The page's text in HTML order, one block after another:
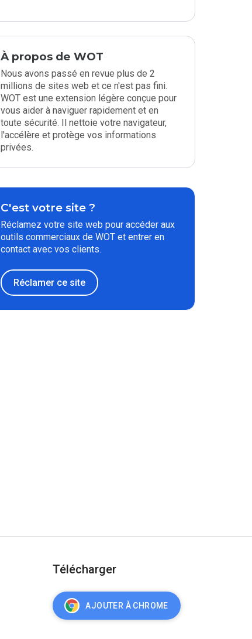
À propos de WOT
Nous avons passé en revue plus de 2
millions de sites web et ce n'est pas fini.
WOT est une extension légère conçue pour
vous aider à naviguer rapidement et en
toute sécurité. Il nettoie votre navigateur,
l'accélère et protège vos informations
privées.
C'est votre site ?
Réclamez votre site web pour accéder aux
outils commerciaux de WOT et entrer en
contact avec vos clients.
Réclamer ce site
Télécharger
AJOUTER À CHROME